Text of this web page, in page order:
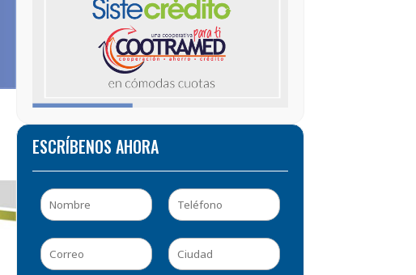
ESCRÍBENOS AHORA